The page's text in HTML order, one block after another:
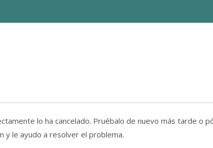
lo ha cancelado. Pruébalo de nuevo más tarde o
y le ayudo a resolver el problema.